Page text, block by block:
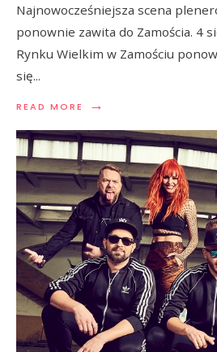
Najnowocześniejsza scena
ponownie zawita do Zamościa. 4
Rynku Wielkim w Zamościu
się...
READ MORE →